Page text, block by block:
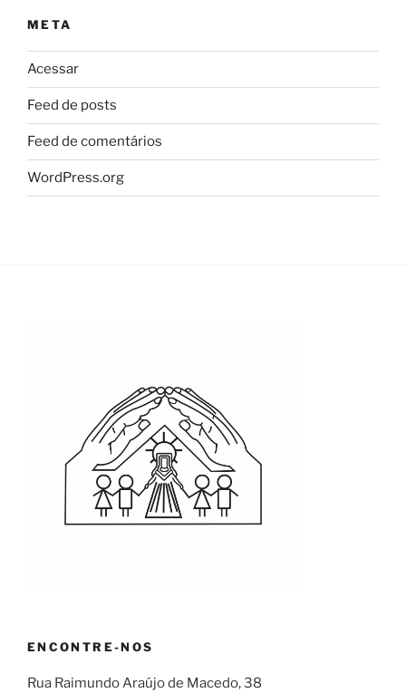
META
Acessar
Feed de posts
Feed de comentários
WordPress.org
ENCONTRE-NOS
Rua Raimundo Araújo de Macedo, 38